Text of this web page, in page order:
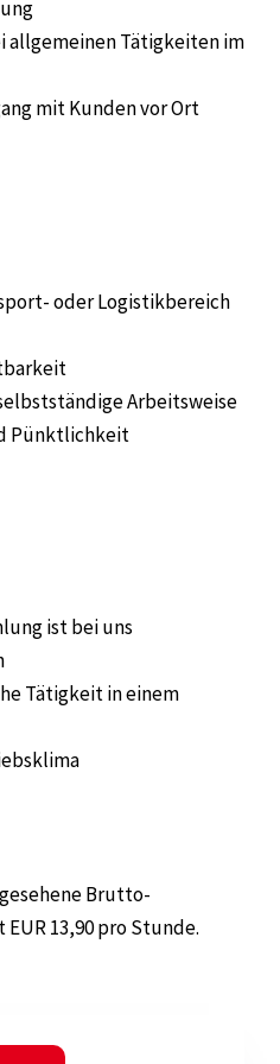
Tätigkeiten im
mit Kunden vor Ort
oder Logistikbereich
Arbeitsweise
Pünktlichkeit
ist bei uns
Tätigkeit in einem
Brutto-
13,90 pro Stunde.